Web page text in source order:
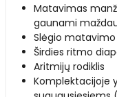
Matavimas
gaunami
Slėgio
Širdies ritmo
Aritmijų rodiklis
Komplektacijoje